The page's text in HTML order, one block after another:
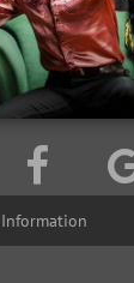
Information